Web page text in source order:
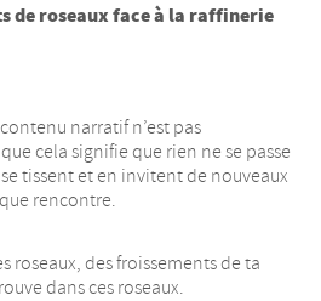
de roseaux face à la raffinerie
narratif n’est pas
cela signifie que rien ne se passe
tissent et en invitent de nouveaux
rencontre.
roseaux, des froissements de ta
dans ces roseaux.